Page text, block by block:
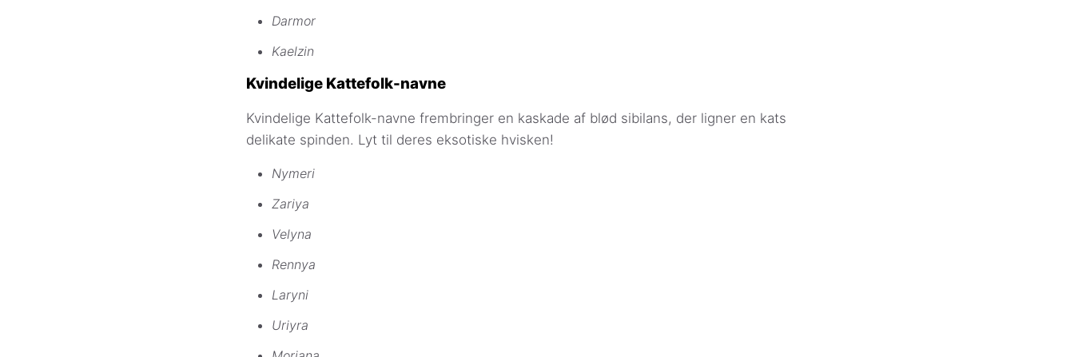
Darmor
Kaelzin
Kvindelige Kattefolk-navne
Kvindelige Kattefolk-navne frembringer en kaskade af blød sibilans, der ligner en kats
delikate spinden. Lyt til deres eksotiske hvisken!
Nymeri
Zariya
Velyna
Rennya
Laryni
Uriyra